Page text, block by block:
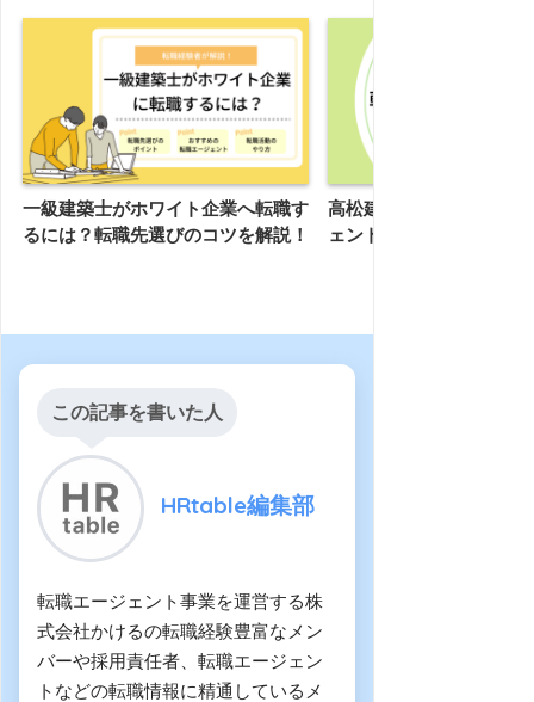
一級建築士がホワイト企業へ転職す
るには？転職先選びのコツを解説！
高松建設への転職に強い
ェントおすすめ7選
この記事を書いた人
HRtable編集部
転職エージェント事業を運営する株
式会社かけるの転職経験豊富なメン
バーや採用責任者、転職エージェン
トなどの転職情報に精通しているメ